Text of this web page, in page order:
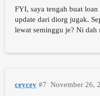
FYI, saya tengah buat
update dari diorg jugak.
lewat seminggu je? Ni
ceycey November 26,
#7